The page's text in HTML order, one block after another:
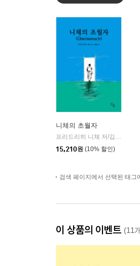
니체의 초월자
프리드리히 니체 저/김철 편역
15,210원 (10% 할인)
검색 페이지에서 선택된 태
이 상품의 이벤트 (11